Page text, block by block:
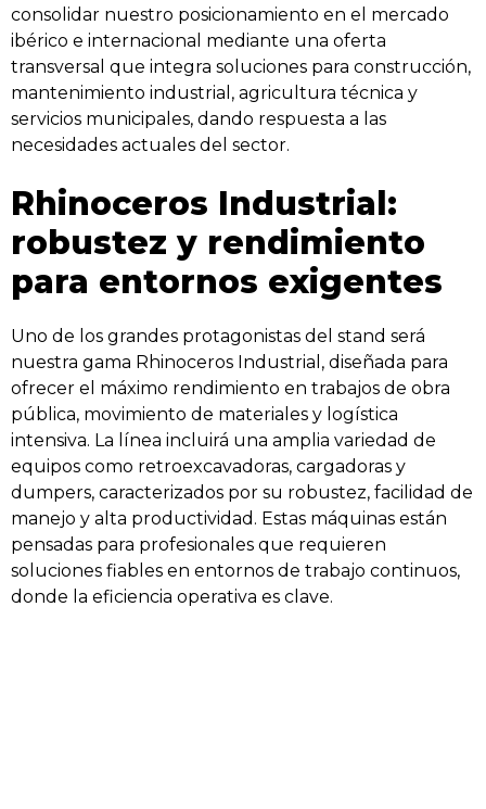
consolidar nuestro posicionamiento en el mercado
ibérico e internacional mediante una oferta
transversal que integra soluciones para construcción,
mantenimiento industrial, agricultura técnica y
servicios municipales, dando respuesta a las
necesidades actuales del sector.
Rhinoceros Industrial:
robustez y rendimiento
para entornos exigentes
Uno de los grandes protagonistas del stand será
nuestra gama Rhinoceros Industrial, diseñada para
ofrecer el máximo rendimiento en trabajos de obra
pública, movimiento de materiales y logística
intensiva. La línea incluirá una amplia variedad de
equipos como retroexcavadoras, cargadoras y
dumpers, caracterizados por su robustez, facilidad de
manejo y alta productividad. Estas máquinas están
pensadas para profesionales que requieren
soluciones fiables en entornos de trabajo continuos,
donde la eficiencia operativa es clave.